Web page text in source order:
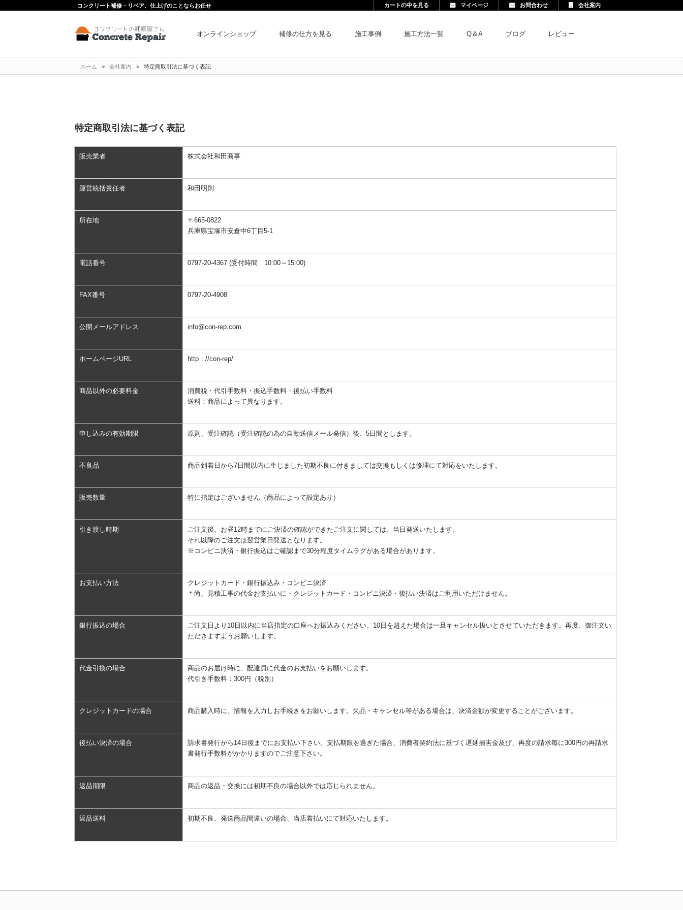
コンクリート補修・リペア、仕上げのことならお任せ カートの中を見る マイページ お問合わせ 会社案内
オンラインショップ 補修の仕方を見る 施工事例 施工方法一覧 Q＆A ブログ レビュー
ホーム > 会社案内 > 特定商取引法に基づく表記
特定商取引法に基づく表記
販売業者 株式会社和田商事
運営統括責任者 和田明則
所在地
〒665-0822
兵庫県宝塚市安倉中6丁目5-1
電話番号 0797-20-4367 (受付時間 10:00～15:00)
FAX番号 0797-20-4908
公開メールアドレス info@con-rep.com
ホームページURL http：//con-rep/
商品以外の必要料金
消費税・代引手数料・振込手数料・後払い手数料
送料：商品によって異なります。
申し込みの有効期限 原則、受注確認（受注確認の為の自動送信メール発信）後、5日間とします。
不良品 商品到着日から7日間以内に生じました初期不良に付きましては交換もしくは修理にて対応をいたします。
販売数量 特に指定はございません（商品によって設定あり）
引き渡し時期
ご注文後、お昼12時までにご決済の確認ができたご注文に関しては、当日発送いたします。
それ以降のご注文は翌営業日発送となります。
※コンビニ決済・銀行振込はご確認まで30分程度タイムラグがある場合があります。
お支払い方法
クレジットカード・銀行振込み・コンビニ決済
＊尚、見積工事の代金お支払いに・クレジットカード・コンビニ決済・後払い決済はご利用いただけません。
銀行振込の場合
ご注文日より10日以内に当店指定の口座へお振込みください。10日を超えた場合は一旦キャンセル扱いとさせていただきます。再度、御注文い
ただきますようお願いします。
代金引換の場合
商品のお届け時に、配達員に代金のお支払いをお願いします。
代引き手数料：300円（税別）
クレジットカードの場合 商品購入時に、情報を入力しお手続きをお願いします。欠品・キャンセル等がある場合は、決済金額が変更することがございます。
後払い決済の場合
請求書発行から14日後までにお支払い下さい。支払期限を過ぎた場合、消費者契約法に基づく遅延損害金及び、再度の請求毎に300円の再請求
書発行手数料がかかりますのでご注意下さい。
返品期限 商品の返品・交換には初期不良の場合以外では応じられません。
返品送料 初期不良、発送商品間違いの場合、当店着払いにて対応いたします。